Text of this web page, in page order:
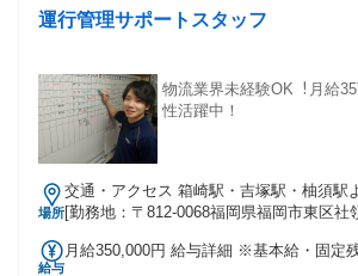
運行管理サポートスタッフ
物流業界未経験OK︕⽉給
性活躍中！
場所
交通・アクセス 箱崎駅・吉塚駅・柚須駅
[勤務地：〒812-0068福岡県福岡市東区社
給与
月給350,000円 給与詳細 ※基本給・固定残業